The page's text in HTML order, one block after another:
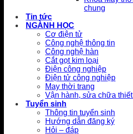
chung
Tin tức
NGÀNH HỌC
Cơ điện tử
Công nghệ thông tin
Công nghệ hàn
Cắt gọt kim loại
Điện công nghiệp
Điện tử công nghiệp
May thời trang
Vận hành, sửa chữa
Tuyển sinh
Thông tin tuyển sinh
Hướng dẫn đăng ký
Hỏi – đáp